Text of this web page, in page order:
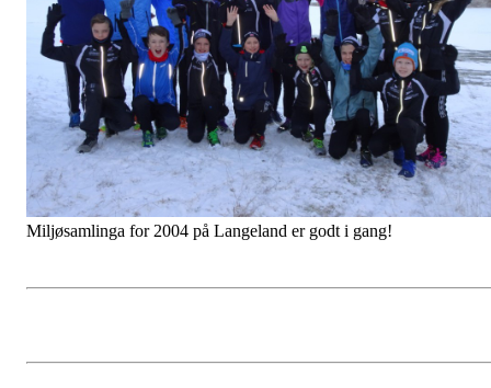
Miljøsamlinga for 2004 på Langeland er godt i gang!